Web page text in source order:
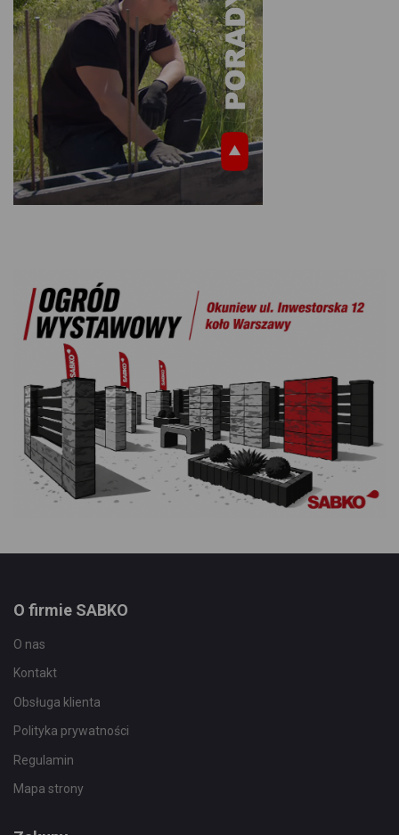
O firmie SABKO
O nas
Kontakt
Obsługa klienta
Polityka prywatności
Regulamin
Mapa strony